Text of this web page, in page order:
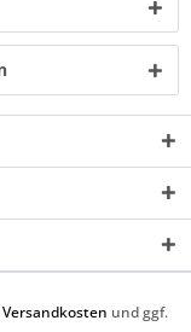
Versandkosten und ggf.